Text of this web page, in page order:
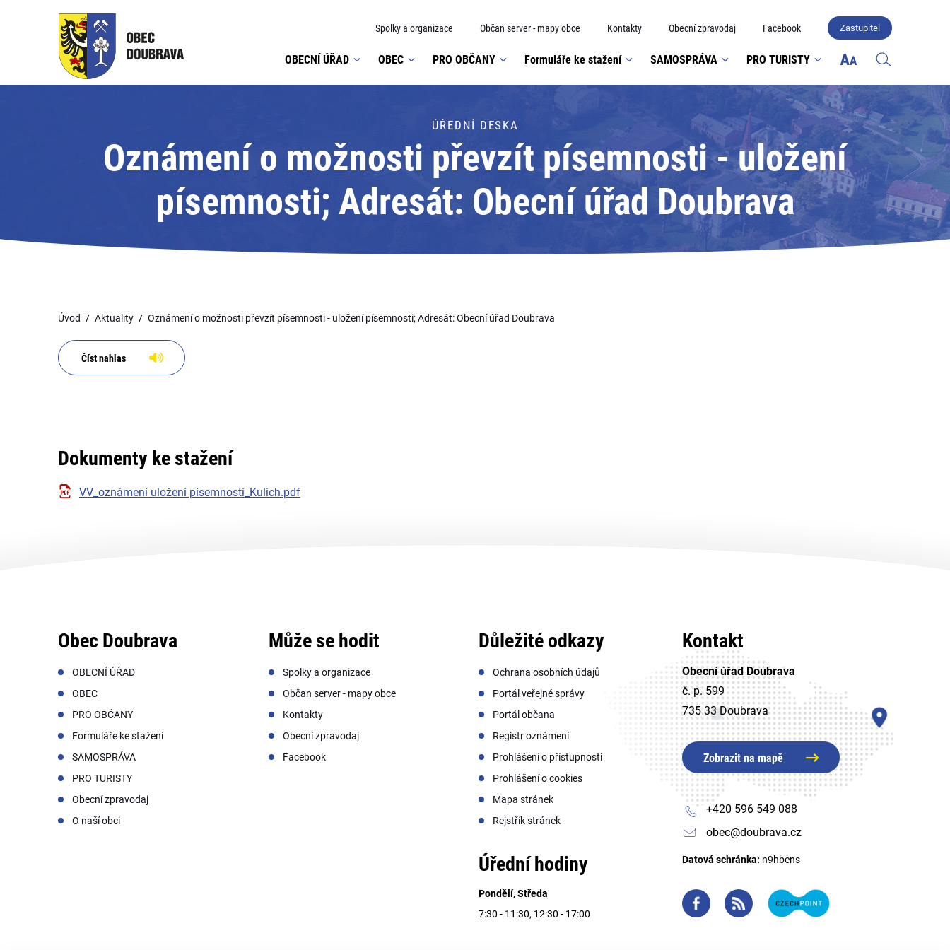
Spolky a organizace Občan server - mapy obce Kontakty Obecní zpravodaj Facebook Zastupitel
OBECNÍ ÚŘAD OBEC PRO OBČANY Formuláře ke stažení SAMOSPRÁVA PRO TURISTY
ÚŘEDNÍ DESKA
Oznámení o možnosti převzít písemnosti - uložení
písemnosti; Adresát: Obecní úřad Doubrava
Úvod Aktuality Oznámení o možnosti převzít písemnosti - uložení písemnosti; Adresát: Obecní úřad Doubrava
Číst nahlas
Dokumenty ke stažení
VV_oznámení uložení písemnosti_Kulich.pdf
Obec Doubrava
OBECNÍ ÚŘAD
OBEC
PRO OBČANY
Formuláře ke stažení
SAMOSPRÁVA
PRO TURISTY
Obecní zpravodaj
O naší obci
Může se hodit
Spolky a organizace
Občan server - mapy obce
Kontakty
Obecní zpravodaj
Facebook
Důležité odkazy
Ochrana osobních údajů
Portál veřejné správy
Portál občana
Registr oznámení
Prohlášení o přístupnosti
Prohlášení o cookies
Mapa stránek
Rejstřík stránek
Úřední hodiny
Pondělí, Středa
7:30 - 11:30, 12:30 - 17:00
Kontakt
Obecní úřad Doubrava
č. p. 599
735 33 Doubrava
Zobrazit na mapě
+420 596 549 088
obec@doubrava.cz
Datová schránka: n9hbens